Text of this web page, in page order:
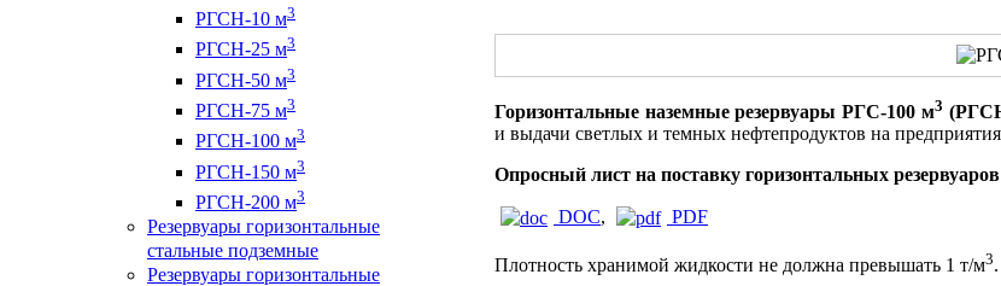
РГСН-10 м3
РГСН-25 м3
РГСН-50 м3
РГСН-75 м3
РГСН-100 м3
РГСН-150 м3
РГСН-200 м3
Резервуары горизонтальные
стальные подземные
Резервуары горизонтальные
Горизонтальные наземные резервуары РГС-100 м3
и выдачи светлых и темных нефтепродуктов на
Опросный лист на поставку горизонтальных
DOC, PDF
Плотность хранимой жидкости не должна превышать 1 т/м3.